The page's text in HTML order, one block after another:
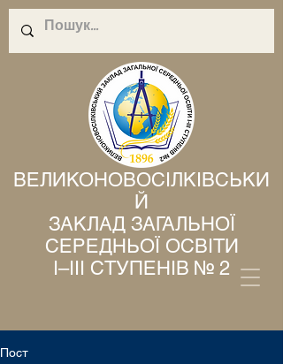
ВЕЛИКОНОВОСІЛКІВСЬКИ
Й
ЗАКЛАД ЗАГАЛЬНОЇ
СЕРЕДНЬОЇ ОСВІТИ
І–ІІІ СТУПЕНІВ № 2
Пост